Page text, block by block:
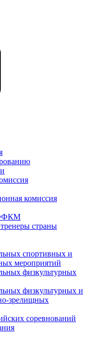
комиссия
страны
спортивных и
мероприятий
физкультурных
физкультурных и
зрелищных
соревнований